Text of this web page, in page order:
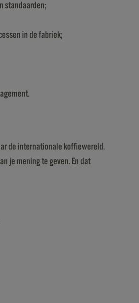
standaarden;
in de fabriek;
de internationale koffiewereld.
je mening te geven. En dat